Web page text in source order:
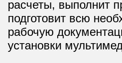
расчеты, выполнит
подготовит всю
рабочую
установки